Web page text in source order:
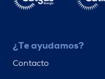
¿Te ayudamos?
Contacto